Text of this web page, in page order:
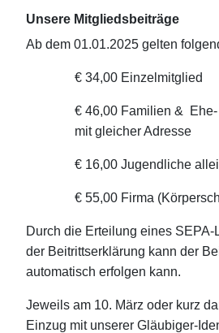
Unsere Mitgliedsbeiträge
Ab dem 01.01.2025 gelten
€ 34,00 Einzelmitglied
€ 46,00 Familien &
mit gleicher Adresse
€ 16,00 Jugendliche
€ 55,00 Firma
Durch die Erteilung eines SEPA-
der Beitrittserklärung kann der
automatisch erfolgen kann.
Jeweils am 10. März oder kurz
Einzug mit unserer Gläubiger-